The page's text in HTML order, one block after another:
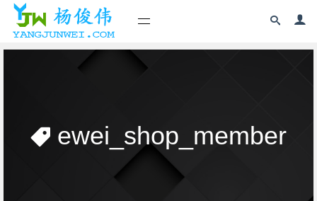
ewei_shop_member